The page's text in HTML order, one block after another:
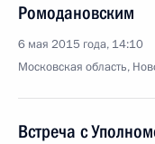
Ромодановским
6 мая 2015 года, 14:10
Московская область,
Встреча с